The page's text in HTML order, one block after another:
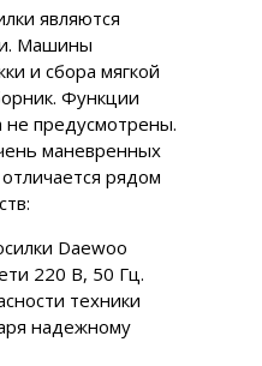
являются
Машины
и сбора мягкой
Функции
не предусмотрены.
маневренных
рядом
Daewoo
220 В, 50 Гц.
техники
надежному